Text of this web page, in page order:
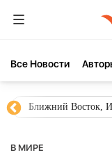
Все Новости
Ближний Восток,
В МИРЕ